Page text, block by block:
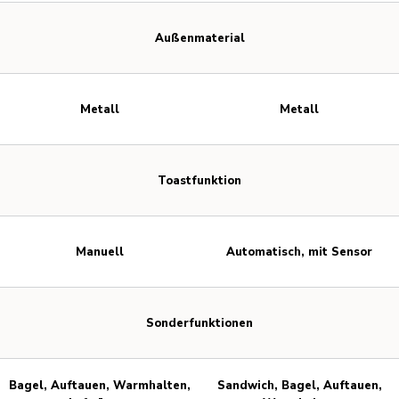
Außenmaterial
Toastfunktion
Sonderfunktionen
Metall
Manuell
Bagel, Auftauen, Warmhalten,
Metall
Automatisch, mit Sensor
Sandwich, Bagel, Auftauen,